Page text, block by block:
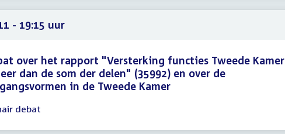
- 19:15 uur
over het rapport "Versterking functies Tweede Kamer
dan de som der delen" (35992) en over de
in de Tweede Kamer
debat